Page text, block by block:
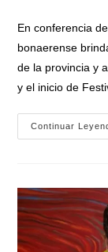
En conferencia
bonaerense
de la provincia y
y el inicio de
Continuar